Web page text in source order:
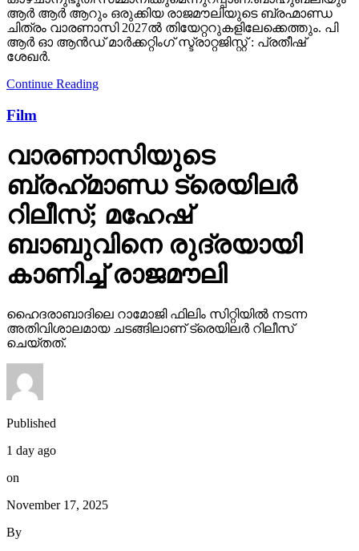
ആർ ആർ ആറും ഒരുക്കിയ രാജമൗലിയുടെ ബ്രഹ്മാണ്ഡ
ചിത്രം വാരണാസി 2027ൽ തിയേറ്ററുകളിലേക്കെത്തും. പി
ആർ ഓ ആൻഡ് മാർക്കറ്റിംഗ് സ്ട്രാറ്റജിസ്റ്റ് : പ്രതീഷ്
ശേഖർ.
Continue Reading
Film
വാരണാസിയുടെ
ബ്രഹ്‌മാണ്ഡ ട്രെയിലര്‍
റിലീസ്; മഹേഷ്
ബാബുവിനെ രുദ്രയായി
കാണിച്ച് രാജമൗലി
ഹൈദരാബാദിലെ റാമോജി ഫിലിം സിറ്റിയില്‍ നടന്ന
അതിവിശാലമായ ചടങ്ങിലാണ് ട്രെയിലര്‍ റിലീസ്
ചെയ്തത്.
Published
1 day ago
on
November 17, 2025
By